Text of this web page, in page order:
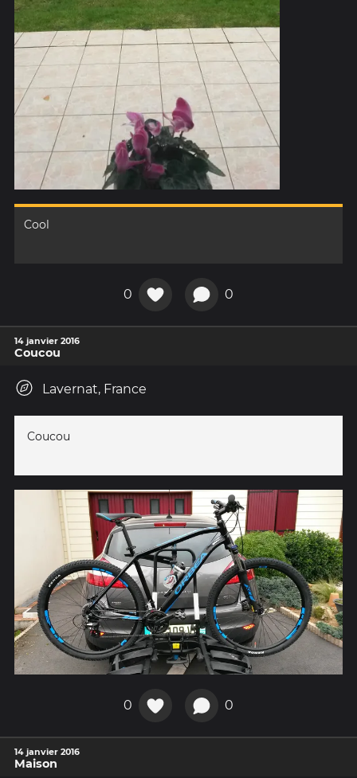
Cool
0 0
14 janvier 2016
Coucou
Lavernat, France
Coucou
0 0
14 janvier 2016
Maison